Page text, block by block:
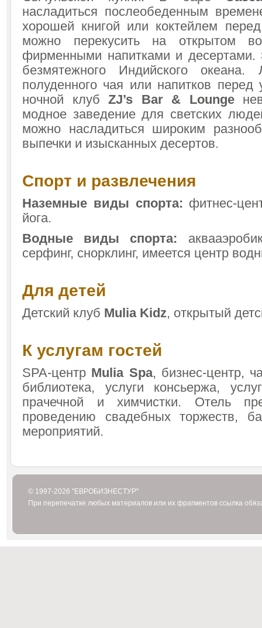
насладиться послеобеденным
хорошей книгой или коктейлем
можно перекусить на открытом
фирменными напитками и десертами.
безмятежного Индийского
полуденного чая или напитков
ночной клуб ZJ’s Bar & Lounge
модное заведение для светских
можно насладиться широким
выпечки и изысканных десертов.
Спорт и развлечения
Наземные виды спорта: фитнес-
йога.
Водные виды спорта:
серфинг, снорклинг, имеется центр
Для детей
Детский клуб Mulia Kidz, открытый
К услугам гостей
SPA-центр Mulia Spa, бизнес-центр,
библиотека, услуги консьержа,
прачечной и химчистки. Отель
проведению свадебных торжеств,
мероприятий.
© 1997-2026 "ЕВРОБИЗНЕСТУР"
При перепечатке любых материалов или их фрагментов ссылка